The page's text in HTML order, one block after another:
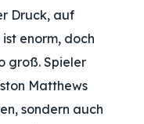
Druck, auf
enorm, doch
groß. Spieler
Matthews
sondern auch